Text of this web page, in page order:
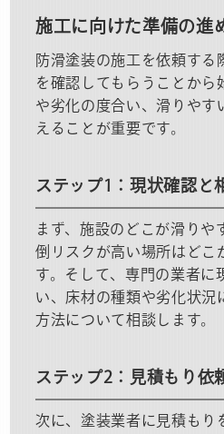
施工に向けた準備の進
防滑塗装の施工を依頼する
を確認してもらうことから
や劣化の度合い、滑りやす
えることが重要です。
ステップ1：現状確認と
まず、施設のどこが滑りや
倒リスクが高い場所はどこ
す。そして、専門の業者に
い、床材の種類や劣化状況
方法について相談します。
ステップ2：見積もり依
次に、塗装業者に見積もり